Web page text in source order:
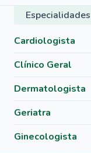
Cardiologista
Clínico Geral
Dermatologista
Geriatra
Ginecologista